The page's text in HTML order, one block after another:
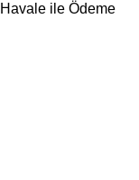
Havale ile Ödeme